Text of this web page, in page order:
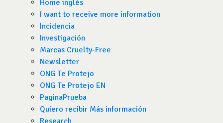
Home inglés
I want to receive more information
Incidencia
Investigación
Marcas Cruelty-Free
Newsletter
ONG Te Protejo
ONG Te Protejo EN
PaginaPrueba
Quiero recibir Más información
Research